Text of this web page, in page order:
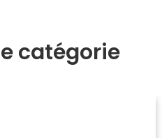
catégorie